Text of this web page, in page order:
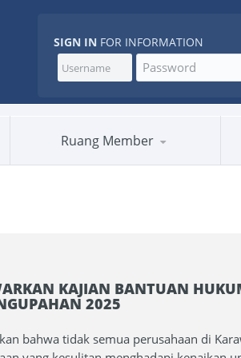
SIGN IN FOR INFORMATION
Ruang Member
KAJIAN BANTUAN
2025
bahwa tidak semua perusahaan di